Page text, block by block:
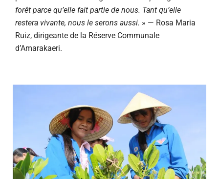
forêt parce qu’elle fait partie de nous. Tant qu’elle
restera vivante, nous le serons aussi. » — Rosa Maria
Ruiz, dirigeante de la Réserve Communale
d’Amarakaeri.